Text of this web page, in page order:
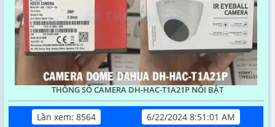
THÔNG SỐ CAMERA DH-HAC-T1A21P NỔI BẬT
Lần xem: 8564
6/22/2024 8:51:01 AM